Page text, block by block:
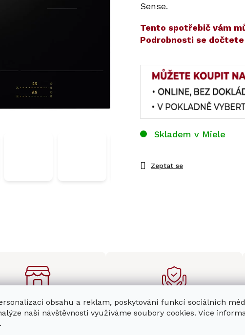
obsahu a reklam, poskytování funkcí sociálních
naší návštěvnosti využíváme soubory cookies. Více
.
Sense.
​​Tento spotřebič vám
Podrobnosti se
Zeptat se
Skladem v Miele
prodejna
showroom
v Hradci
s možností jednoduše u
Stabilní prodejce
Jsme stabilní prodejce